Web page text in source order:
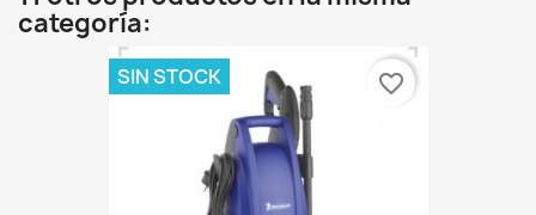
categoría:
SIN STOCK favorite_border